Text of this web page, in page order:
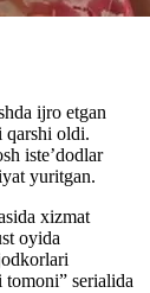
ijro etgan
qarshi oldi.
iste’dodlar
yuritgan.
xizmat
oyida
serialida